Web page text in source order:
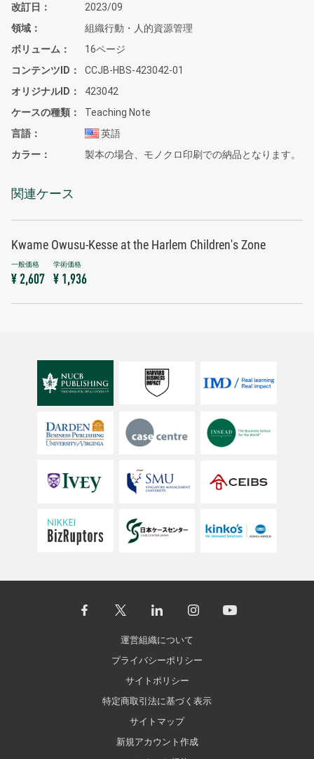
改訂日
2023/09
領域
組織行動・人的資源管理
ボリューム
16ページ
コンテンツID
CCJB-HBS-423042-01
オリジナルID
423042
ケースの種類
Teaching Note
言語
英語
カラー
製本の場合、モノクロ印刷での納品となります。
関連ケース
Kwame Owusu-Kesse at the Harlem Children's Zone
¥ 2,607 ¥ 1,936
運営組織について
プライバシーポリシー
サイトポリシー
特定商取引法に基づく表示
サイトマップ
新規アカウント作成